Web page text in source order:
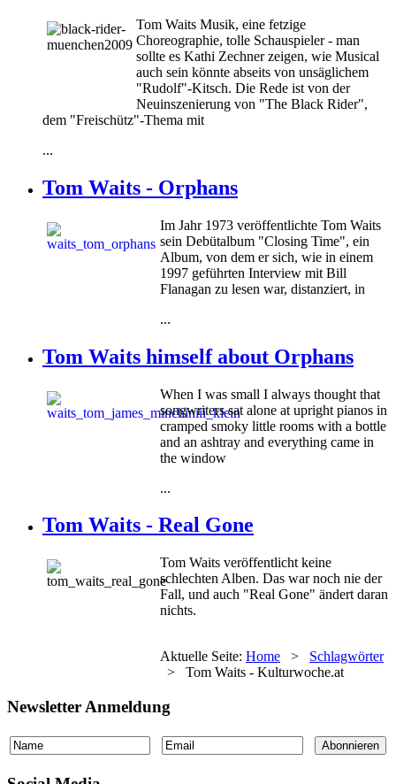
Tom Waits Musik, eine fetzige
Choreographie, tolle Schauspieler - man
sollte es Kathi Zechner zeigen, wie Musical
auch sein könnte abseits von unsäglichem
"Rudolf"-Kitsch. Die Rede ist von der
Neuinszenierung von "The Black Rider",
dem "Freischütz"-Thema mit
...
Tom Waits - Orphans
Im Jahr 1973 veröffentlichte Tom Waits
sein Debütalbum "Closing Time", ein
Album, von dem er sich, wie in einem
1997 geführten Interview mit Bill
Flanagan zu lesen war, distanziert, in
...
Tom Waits himself about Orphans
When I was small I always thought that
songwriters sat alone at upright pianos in
cramped smoky little rooms with a bottle
and an ashtray and everything came in
the window
...
Tom Waits - Real Gone
Tom Waits veröffentlicht keine
schlechten Alben. Das war noch nie der
Fall, und auch "Real Gone" ändert daran
nichts.
Aktuelle Seite: Home > Schlagwörter
> Tom Waits - Kulturwoche.at
Newsletter Anmeldung